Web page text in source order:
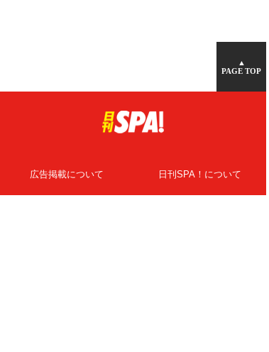
▲
PAGE TOP
広告掲載について 日刊SPA！について